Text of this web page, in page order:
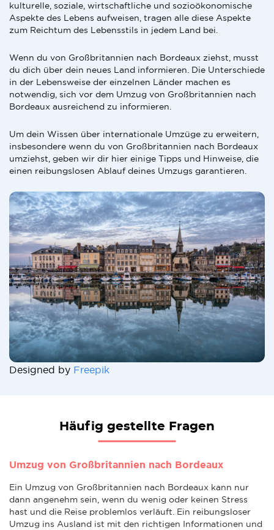
kulturelle, soziale, wirtschaftliche und sozioökonomische
Aspekte des Lebens aufweisen, tragen alle diese Aspekte
zum Reichtum des Lebensstils in jedem Land bei.
Wenn du von Großbritannien nach Bordeaux ziehst, musst
du dich über dein neues Land informieren. Die Unterschiede
in der Lebensweise der einzelnen Länder machen es
notwendig, sich vor dem Umzug von Großbritannien nach
Bordeaux ausreichend zu informieren.
Um dein Wissen über internationale Umzüge zu erweitern,
insbesondere wenn du von Großbritannien nach Bordeaux
umziehst, geben wir dir hier einige Tipps und Hinweise, die
einen reibungslosen Ablauf deines Umzugs garantieren.
Designed by Freepik
Häufig gestellte Fragen
Umzug von Großbritannien nach Bordeaux
Ein Umzug von Großbritannien nach Bordeaux kann nur
dann angenehm sein, wenn du wenig oder keinen Stress
hast und die Reise problemlos verläuft. Ein reibungsloser
Umzug ins Ausland ist mit den richtigen Informationen und